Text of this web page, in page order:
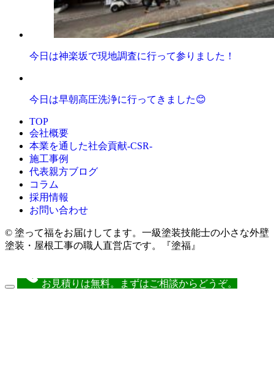
今日は神楽坂で現地調査に行って参りました！
今日は早朝高圧洗浄に行ってきました😊
TOP
会社概要
本業を通した社会貢献-CSR-
施工事例
代表親方ブログ
コラム
採用情報
お問い合わせ
© 塗って福をお届けしてます。一級塗装技能士の小さな外壁
塗装・屋根工事の職人直営店です。『塗福』
お見積りは無料。まずはご相談からどうぞ。